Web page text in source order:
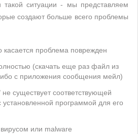
такой ситуации - мы представляем
создают больше всего проблемы
касается проблема поврежден
(скачать еще раз файл из
с приложения сообщения мейл)
существует соответствующей
программой для его
или malware